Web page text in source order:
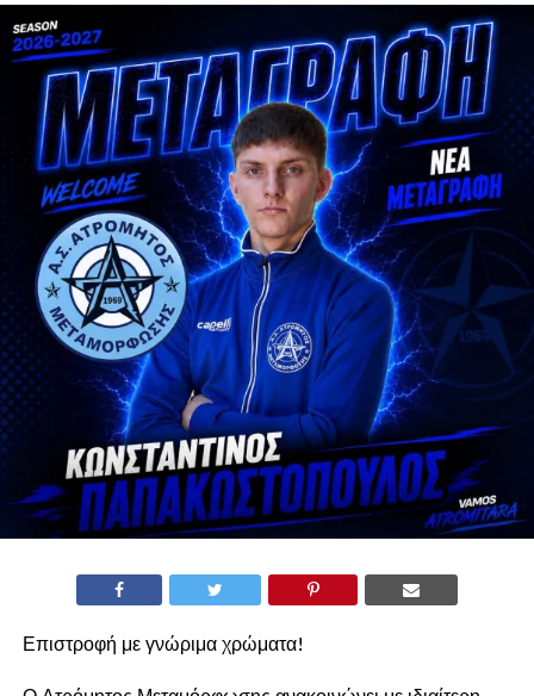
Επιστροφή με γνώριμα χρώματα!